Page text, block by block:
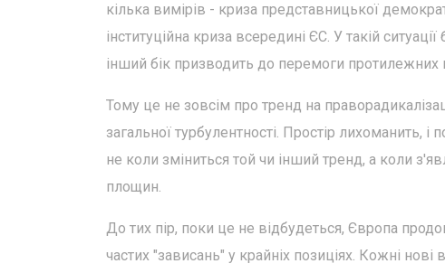
кілька вимірів - криза представницької
інституційна криза всередині ЄС. У такій
інший бік призводить до перемоги протилежних
Тому це не зовсім про тренд на
загальної турбулентності. Простір лихоманить,
не коли зміниться той чи інший тренд, а коли
площин.
До тих пір, поки це не відбудеться, Європа
частих "зависань" у крайніх позиціях. Кожні